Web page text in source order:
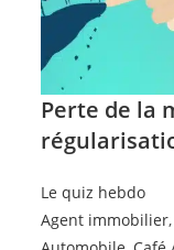
Perte de la
Le quiz hebdo
Agent immobilier